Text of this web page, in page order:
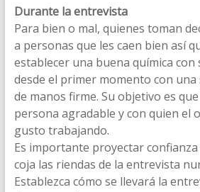
Durante la entrevista
Para bien o mal, quienes toman
a personas que les caen bien así
establecer una buena química
desde el primer momento con
de manos firme. Su objetivo es
persona agradable y con quien el
gusto trabajando.
Es importante proyectar confianza
coja las riendas de la entrevista
Establezca cómo se llevará la